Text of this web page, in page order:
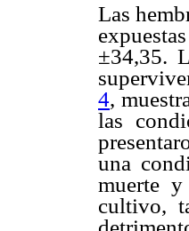
Las
±34,35.
4,
las
una
muerte
cultivo,